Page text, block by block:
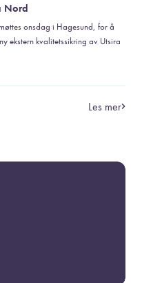
Nord
onsdag i Hagesund, for å
ekstern kvalitetssikring av Utsira
Les mer